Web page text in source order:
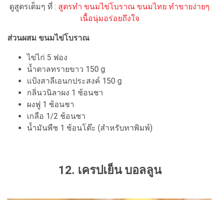
ดูสูตรเต็มๆ ที่ : สูตรทำ ขนมไข่โบราณ ขนมไทย ทำขายง่ายๆ
เนื้อนุ่มอร่อยถึงใจ
ส่วนผสม ขนมไข่โบราณ
ไข่ไก่ 5 ฟอง
น้ำตาลทรายขาว 150 g
แป้งสาลีเอนกประสงค์ 150 g
กลิ่นวนิลาผง 1 ช้อนชา
ผงฟู 1 ช้อนชา
เกลือ 1/2 ช้อนชา
น้ำมันพืช 1 ช้อนโต๊ะ (สำหรับทาพิมพ์)
12. เครปเย็น บอลลูน